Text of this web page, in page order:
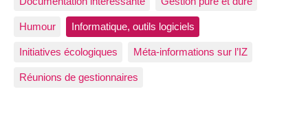
Humour Informatique, outils logiciels
Initiatives écologiques Méta-informations sur l’IZ
Réunions de gestionnaires